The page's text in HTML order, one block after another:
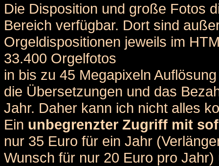
Die Disposition und große Fotos
Bereich verfügbar. Dort sind
Orgeldispositionen jeweils im
33.400 Orgelfotos
in bis zu 45 Megapixeln
die Übersetzungen und das
Jahr. Daher kann ich nicht alles
Ein unbegrenzter Zugriff mit
nur 35 Euro für ein Jahr
Wunsch für nur 20 Euro pro